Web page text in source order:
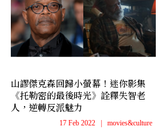
山謬傑克森回歸小螢幕！迷你影集
《托勒密的最後時光》詮釋失智老
人，逆轉反派魅力
17 Feb 2022 | movies&culture